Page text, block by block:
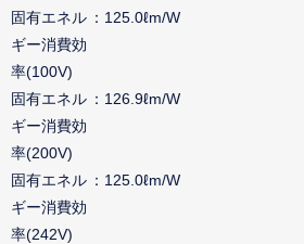
固有エネル
ギー消費効
率(100V)
125.0ℓm/W
固有エネル
ギー消費効
率(200V)
126.9ℓm/W
固有エネル
ギー消費効
率(242V)
125.0ℓm/W